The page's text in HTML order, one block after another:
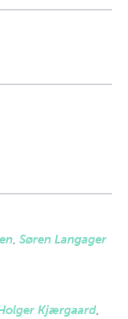
, Søren Langager
Kjærgaard,